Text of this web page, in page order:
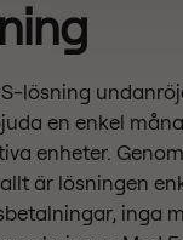
lösning
en enkel
enheter.
är lösningen
inga